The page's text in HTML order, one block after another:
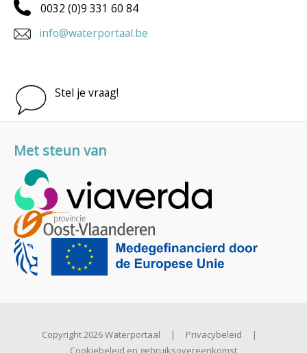
0032 (0)9 331 60 84
info@waterportaal.be
Stel je vraag!
Met steun van
Copyright 2026 Waterportaal | Privacybeleid
|
Cookiebeleid en gebruiksovereenkomst